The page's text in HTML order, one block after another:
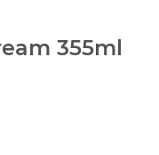
355ml